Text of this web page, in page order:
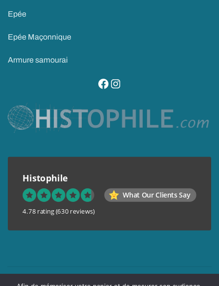
Epée
Epée Maçonnique
Armure samourai
visitez notre page facebook
suivez notre compte instagram
Histophile
What Our Clients Say
4.78 rating (630 reviews)